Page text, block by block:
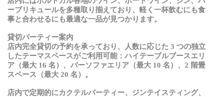
ーブリキュールを多種取 り揃えており 、軽 く 一杯飲むにも食
事と合わせるにも最適な一品が見つかります。
貸切パーティー案内
店内完全貸切の予約を承っており、人数に応じた 3 つの独立
したテーマスペースがご利用可能：ハイテーブルブースエリ
ア（最大 16 名）、バーソファエリア（最大 10 名）、 2 階畳
スペース（最大 20 名）。
店内で定期的にカクテルパーティー、 ジンテイスティング、